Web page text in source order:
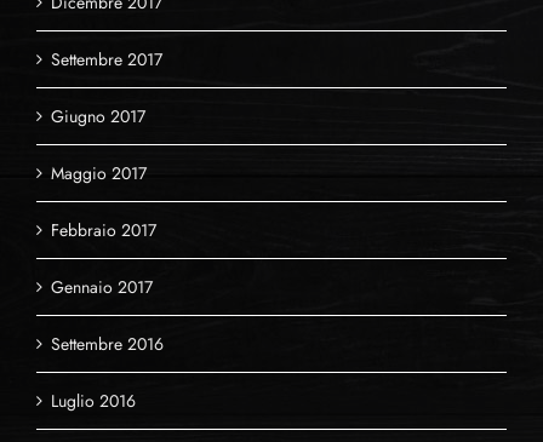
Settembre 2017
Giugno 2017
Maggio 2017
Febbraio 2017
Gennaio 2017
Settembre 2016
Luglio 2016